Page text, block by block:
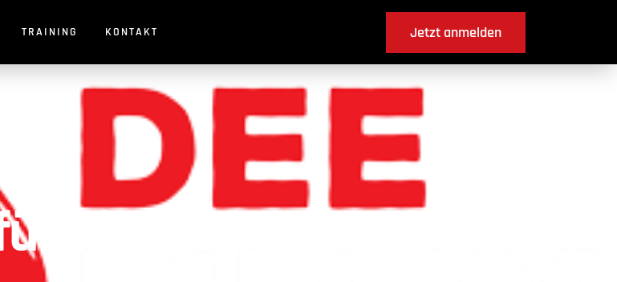
TRAINING KONTAKT Jetzt anmelden
Kinder in Ferenbalm ?